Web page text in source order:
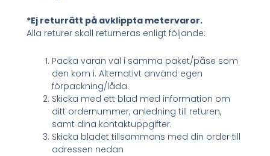
*Ej returrätt på avklippta metervaror.
Alla returer skall returneras enligt följande:
Packa varan väl i samma paket/påse som
den kom i. Alternativt använd egen
förpackning/låda.
Skicka med ett blad med information om
ditt ordernummer, anledning till returen,
samt dina kontaktuppgifter.
Skicka bladet tillsammans med din order till
adressen nedan